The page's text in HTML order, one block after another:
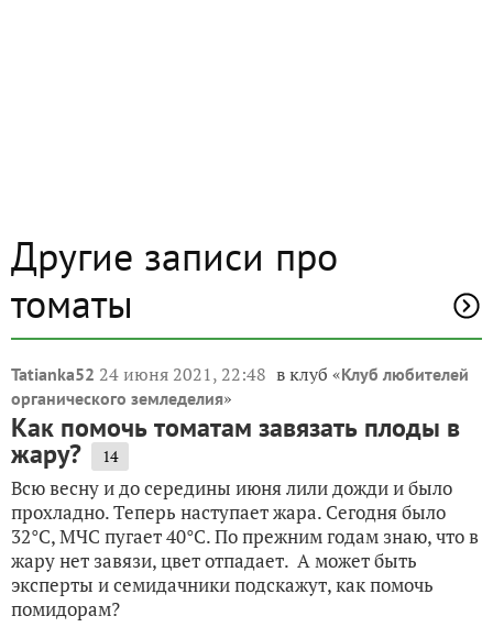
Другие записи про
томаты
Tatianka52 24 июня 2021, 22:48 в клуб «Клуб любителей
органического земледелия»
Как помочь томатам завязать плоды в
жару? 14
Всю весну и до середины июня лили дожди и было
прохладно. Теперь наступает жара. Сегодня было
32°C, МЧС пугает 40°C. По прежним годам знаю, что в
жару нет завязи, цвет отпадает. А может быть
эксперты и семидачники подскажут, как помочь
помидорам?